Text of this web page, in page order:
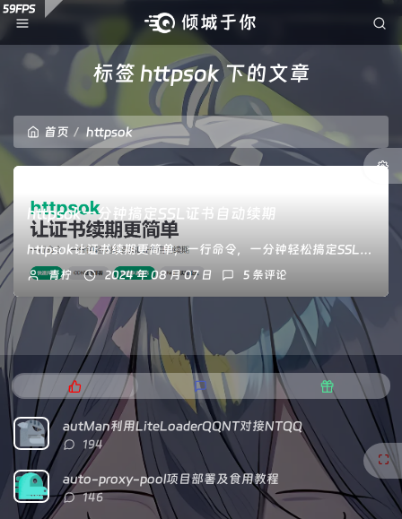
标签 httpsok 下的文章
首页 httpsok
httpsok一分钟搞定SSL证书自动续期
httpsok让证书续期更简单，一行命令，一分钟轻松搞定SSL证书自动续期
青柠 2024 年 08 月 07 日 5 条评论
热
门
文
章
最
新
评
论
随
机
文
autMan利用LiteLoaderQQNT对接NTQQ
评
论
数：
194
auto-proxy-pool项目部署及食用教程
评
论
146